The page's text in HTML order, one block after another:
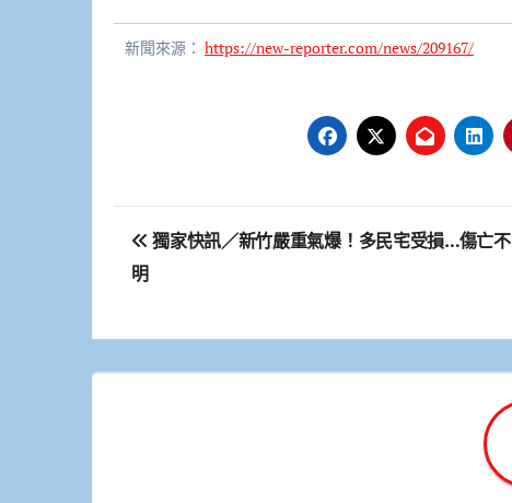
新聞來源： https://new-reporter.com/news/209167/
文
章
覽
獨家快訊／新竹嚴重氣爆！多民宅受損…傷亡不
明